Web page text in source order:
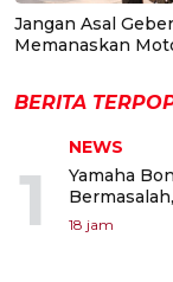
Jangan Asal
Memanaskan
BERITA
1
NEWS
Yamaha
18 jam